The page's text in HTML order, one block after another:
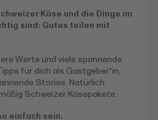
Soziale Medien
youtube
instagram
facebook
Käse und die Dinge im
sind: Gutes teilen mit
Werte und viele spannende
für dich als Gastgeber*in,
Stories. Natürlich
Schweizer Käsepakete.
einfach sein.